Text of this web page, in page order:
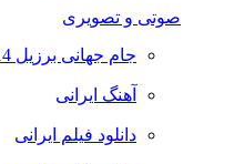
صوتی و تصویری
جام جهانی برزیل 2014
آهنگ ایرانی
دانلود فیلم ایرانی